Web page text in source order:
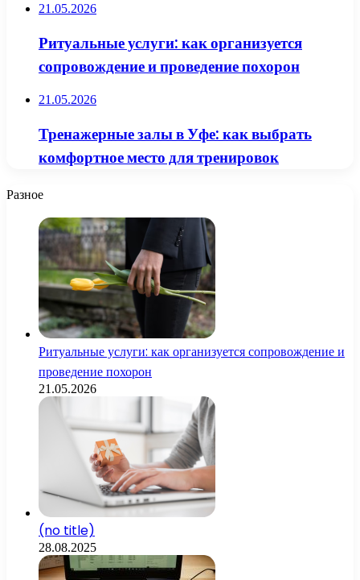
21.05.2026
Ритуальные услуги: как организуется
сопровождение и проведение похорон
21.05.2026
Тренажерные залы в Уфе: как выбрать
комфортное место для тренировок
Разное
Ритуальные услуги: как организуется сопровождение и
проведение похорон
21.05.2026
(no title)
28.08.2025